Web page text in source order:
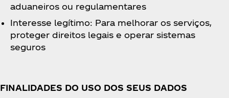
aduaneiros ou regulamentares
Interesse legítimo: Para melhorar os serviços,
proteger direitos legais e operar sistemas
seguros
FINALIDADES DO USO DOS SEUS DADOS